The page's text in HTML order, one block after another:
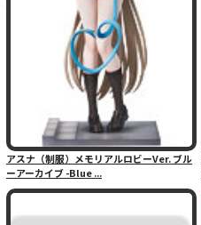
アスナ（制服）メモリアルロビーVer. ブル
ーアーカイブ -Blue ...